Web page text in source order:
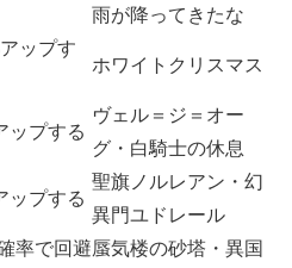
雨が降ってきたな
ップす
ホワイトクリスマス
ップする
ヴェル＝ジ＝オー
グ・白騎士の休息
ップする
聖旗ノルレアン・幻
異門ユドレール
率で回避蜃気楼の砂塔・異国